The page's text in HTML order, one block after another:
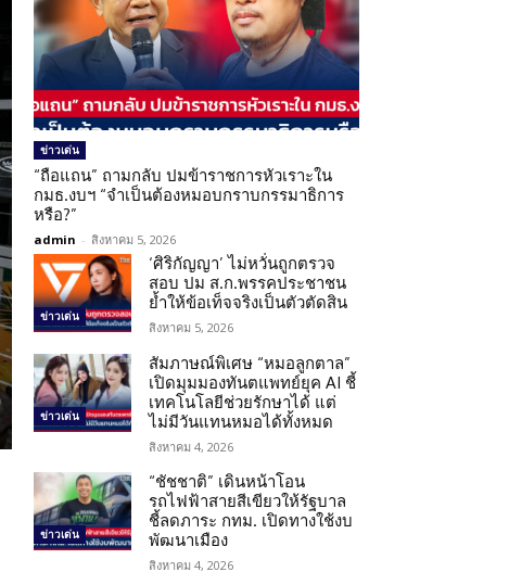
ข่าวเด่น
“ถือแถน” ถามกลับ ปมข้าราชการหัวเราะใน
กมธ.งบฯ “จำเป็นต้องหมอบกราบกรรมาธิการ
หรือ?”
admin - สิงหาคม 5, 2026
ข่าวเด่น
‘ศิริกัญญา’ ไม่หวั่นถูกตรวจ
สอบ ปม ส.ก.พรรคประชาชน
ย้ำให้ข้อเท็จจริงเป็นตัวตัดสิน
สิงหาคม 5, 2026
ข่าวเด่น
สัมภาษณ์พิเศษ “หมอลูกตาล”
เปิดมุมมองทันตแพทย์ยุค AI ชี้
เทคโนโลยีช่วยรักษาได้ แต่
ไม่มีวันแทนหมอได้ทั้งหมด
สิงหาคม 4, 2026
ข่าวเด่น
“ชัชชาติ” เดินหน้าโอน
รถไฟฟ้าสายสีเขียวให้รัฐบาล
ชี้ลดภาระ กทม. เปิดทางใช้งบ
พัฒนาเมือง
สิงหาคม 4, 2026